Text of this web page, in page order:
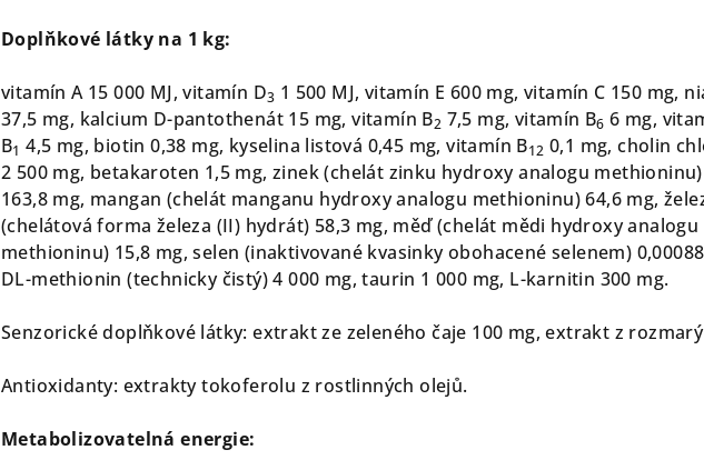
Doplňkové látky na 1 kg:
vitamín A 15 000 MJ, vitamín D3 1 500 MJ, vitamín E 600 mg, vitamín C 150 mg,
37,5 mg, kalcium D-pantothenát 15 mg, vitamín B2 7,5 mg, vitamín B6 6 mg,
B1 4,5 mg, biotin 0,38 mg, kyselina listová 0,45 mg, vitamín B12 0,1 mg, cholin
2 500 mg, betakaroten 1,5 mg, zinek (chelát zinku hydroxy analogu methioninu)
163,8 mg, mangan (chelát manganu hydroxy analogu methioninu) 64,6 mg,
(chelátová forma železa (II) hydrát) 58,3 mg, měď (chelát mědi hydroxy analogu
methioninu) 15,8 mg, selen (inaktivované kvasinky obohacené selenem)
DL-methionin (technicky čistý) 4 000 mg, taurin 1 000 mg, L-karnitin 300 mg.
Senzorické doplňkové látky: extrakt ze zeleného čaje 100 mg, extrakt z
Antioxidanty: extrakty tokoferolu z rostlinných olejů.
Metabolizovatelná energie: